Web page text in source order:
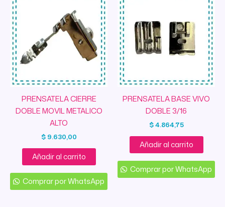
PRENSATELA CIERRE
DOBLE MOVIL METALICO
ALTO
$9.630,00
Añadir al carrito
Comprar por WhatsApp
PRENSATELA BASE VIVO
DOBLE 3/16
$4.864,75
Añadir al carrito
Comprar por WhatsApp